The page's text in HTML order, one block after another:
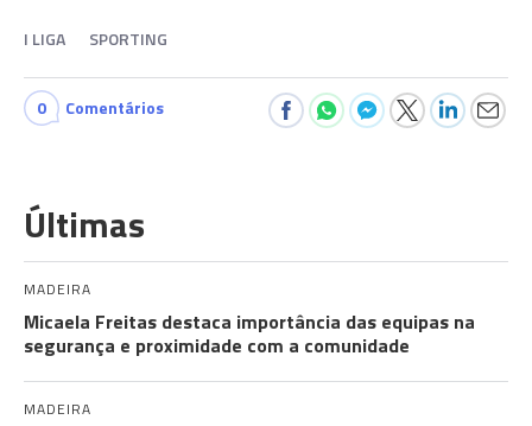
I LIGA SPORTING
0 Comentários
Últimas
MADEIRA
Micaela Freitas destaca importância das equipas na
segurança e proximidade com a comunidade
MADEIRA